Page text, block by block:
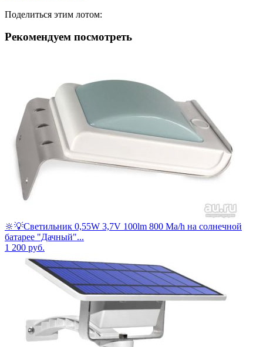
Поделиться этим лотом:
Рекомендуем посмотреть
🔆💡Светильник 0,55W 3,7V 100lm 800 Ma/h на солнечной
батарее "Дачный"...
1 200 руб.